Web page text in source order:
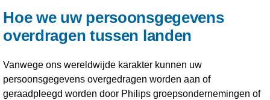
Hoe we uw persoonsgegevens
overdragen tussen landen
Vanwege ons wereldwijde karakter kunnen uw
persoonsgegevens overgedragen worden aan of
geraadpleegd worden door Philips groepsondernemingen of